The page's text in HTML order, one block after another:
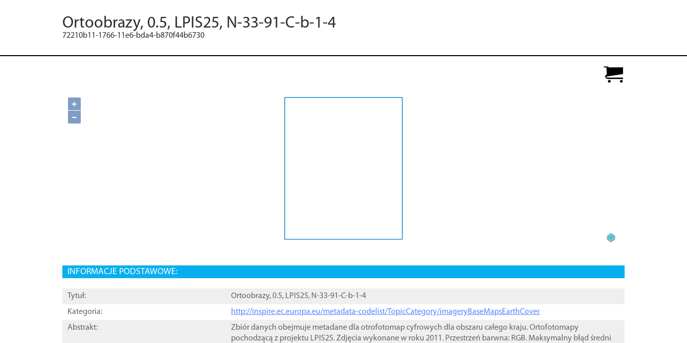
Ortoobrazy, 0.5, LPIS25, N-33-91-C-b-1-4
72210b11-1766-11e6-bda4-b870f44b6730
+
−
INFORMACJE PODSTAWOWE:
Tytuł:
Ortoobrazy, 0.5, LPIS25, N-33-91-C-b-1-4
Kategoria:
http://inspire.ec.europa.eu/metadata-codelist/TopicCategory/imageryBaseMapsEarthCover
Abstrakt:
Zbiór danych obejmuje metadane dla otrofotomap cyfrowych dla obszaru całego kraju. Ortofotomapy
pochodzącą z projektu LPIS25. Zdjęcia wykonane w roku 2011. Przestrzeń barwna: RGB. Maksymalny błąd średni